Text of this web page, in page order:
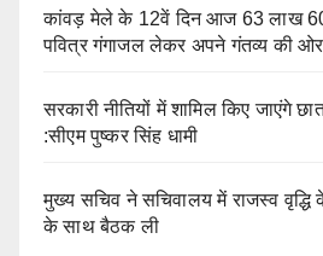
कांवड़ मेले के 12वें दिन आज 63 लाख 60
पवित्र गंगाजल लेकर अपने गंतव्य की ओर
सरकारी नीतियों में शामिल किए जाएंगे
:सीएम पुष्कर सिंह धामी
मुख्य सचिव ने सचिवालय में राजस्व वृद्धि
के साथ बैठक ली